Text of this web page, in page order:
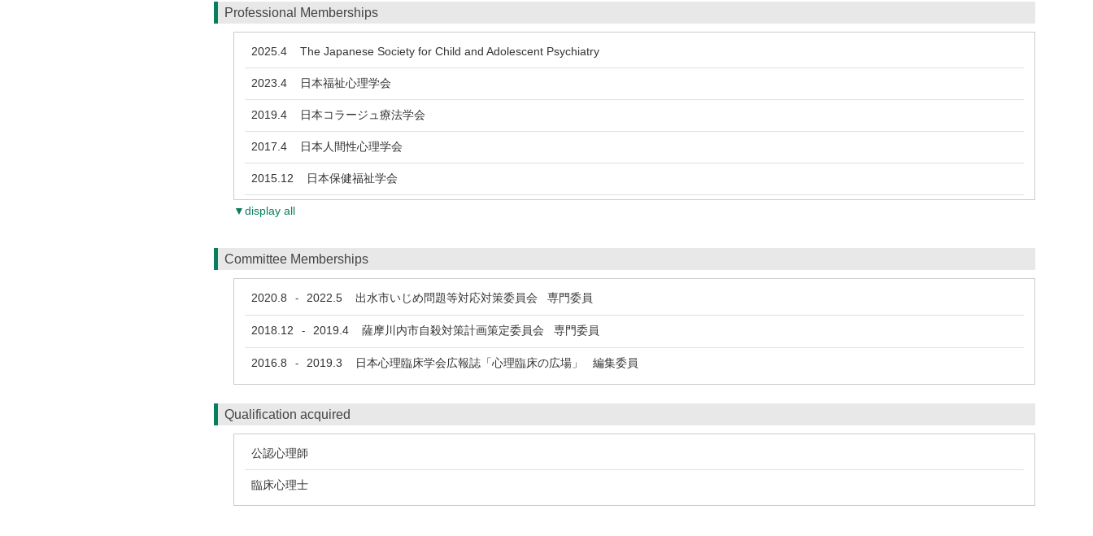
Professional Memberships
2025.4 The Japanese Society for Child and Adolescent Psychiatry
2023.4 日本福祉心理学会
2019.4 日本コラージュ療法学会
2017.4 日本人間性心理学会
2015.12 日本保健福祉学会
▼display all
Committee Memberships
2020.8 - 2022.5 出水市いじめ問題等対応対策委員会 専門委員
2018.12 - 2019.4 薩摩川内市自殺対策計画策定委員会 専門委員
2016.8 - 2019.3 日本心理臨床学会広報誌「心理臨床の広場」 編集委員
Qualification acquired
公認心理師
臨床心理士